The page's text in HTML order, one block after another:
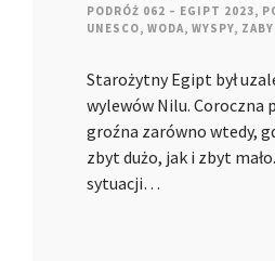
PODRÓŻ 062 – EGIPT 2023,
UNESCO, WODA, WYSPY,
Starożytny Egipt był
wylewów Nilu. Coroczna
groźna zarówno wtedy,
zbyt dużo, jak i zbyt
sytuacji…